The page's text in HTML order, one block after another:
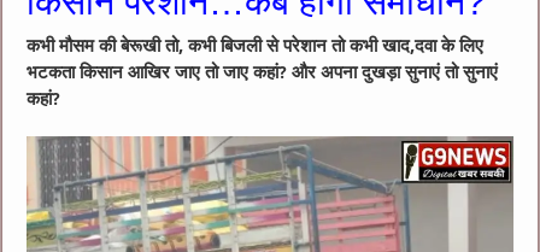
कभी मौसम की बेरूखी तो, कभी बिजली से परेशान तो कभी खाद,दवा के लिए
भटकता किसान आखिर जाए तो जाए कहां? और अपना दुखड़ा सुनाएं तो सुनाएं
कहां?